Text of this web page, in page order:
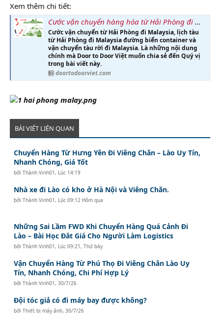
Xem thêm chi tiết:
Cước vận chuyển hàng hóa từ Hải Phòng đi Malaysia
Cước vận chuyển từ Hải Phòng đi Malaysia, lịch tàu
từ Hải Phòng đi Malaysia đường biển container và
vận chuyển tàu rời đi Malaysia. Là những nội dung
chính mà Door to Door Việt muốn chia sẻ đến Quý vị
trong bài viết này.
doortodoorviet.com
BÀI VIẾT LIÊN QUAN
Chuyển Hàng Từ Hưng Yên Đi Viêng Chăn – Lào Uy Tín,
Nhanh Chóng, Giá Tốt
bởiThành Vinh01, Lúc 14:19
Nhà xe đi Lào có kho ở Hà Nội và Viêng Chăn.
bởiThành Vinh01, Lúc 09:12 Hôm qua
Những Sai Lầm FWD Khi Chuyển Hàng Quá Cảnh Đi
Lào – Bài Học Đắt Giá Cho Người Làm Logistics
bởiThành Vinh01, Lúc 09:21, Thứ bảy
Vận Chuyển Hàng Từ Phú Thọ Đi Viêng Chăn Lào Uy
Tín, Nhanh Chóng, Chi Phí Hợp Lý
bởiThành Vinh01,30/7/26
Đội tóc giả có đi máy bay được không?
bởiThiết bị máy ảnh,30/7/26